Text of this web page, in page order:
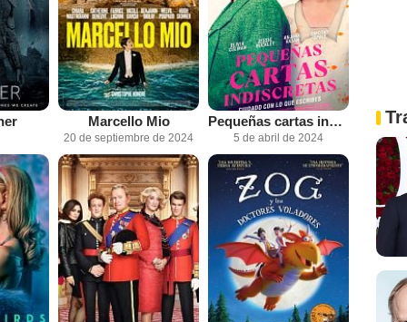
Marcello Mio
20 de septiembre de 2024
Pequeñas cartas indiscretas
5 de abril de 2024